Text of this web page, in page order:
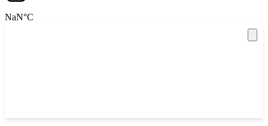
NaN°C